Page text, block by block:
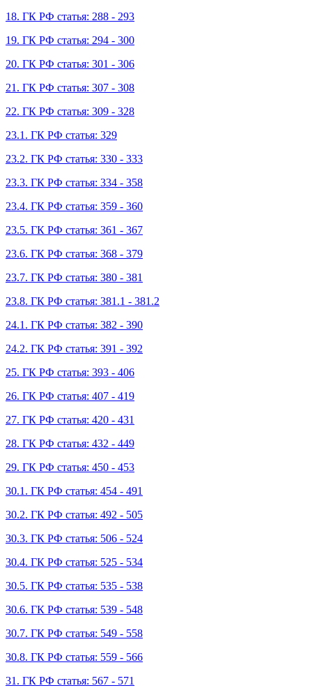
18. ГК РФ статья: 288 - 293
19. ГК РФ статья: 294 - 300
20. ГК РФ статья: 301 - 306
21. ГК РФ статья: 307 - 308
22. ГК РФ статья: 309 - 328
23.1. ГК РФ статья: 329
23.2. ГК РФ статья: 330 - 333
23.3. ГК РФ статья: 334 - 358
23.4. ГК РФ статья: 359 - 360
23.5. ГК РФ статья: 361 - 367
23.6. ГК РФ статья: 368 - 379
23.7. ГК РФ статья: 380 - 381
23.8. ГК РФ статья: 381.1 - 381.2
24.1. ГК РФ статья: 382 - 390
24.2. ГК РФ статья: 391 - 392
25. ГК РФ статья: 393 - 406
26. ГК РФ статья: 407 - 419
27. ГК РФ статья: 420 - 431
28. ГК РФ статья: 432 - 449
29. ГК РФ статья: 450 - 453
30.1. ГК РФ статья: 454 - 491
30.2. ГК РФ статья: 492 - 505
30.3. ГК РФ статья: 506 - 524
30.4. ГК РФ статья: 525 - 534
30.5. ГК РФ статья: 535 - 538
30.6. ГК РФ статья: 539 - 548
30.7. ГК РФ статья: 549 - 558
30.8. ГК РФ статья: 559 - 566
31. ГК РФ статья: 567 - 571